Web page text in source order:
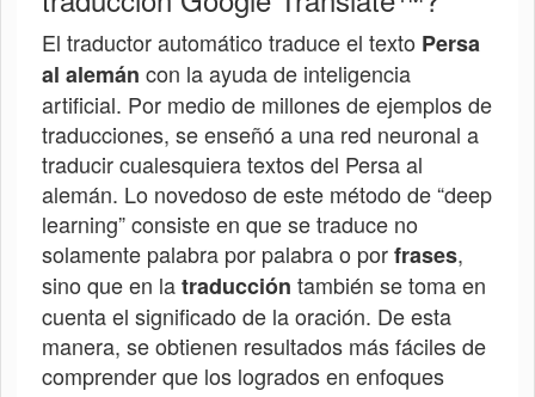
El traductor automático traduce el texto Persa
al alemán con la ayuda de inteligencia
artificial. Por medio de millones de ejemplos de
traducciones, se enseñó a una red neuronal a
traducir cualesquiera textos del Persaal
alemán. Lo novedoso de este método de “deep
learning” consiste en que se traduce no
solamente palabra por palabra o porfrases,
sino que en latraducción también se toma en
cuenta el significado de la oración. De esta
manera, se obtienen resultados más fáciles de
comprender que los logrados en enfoques